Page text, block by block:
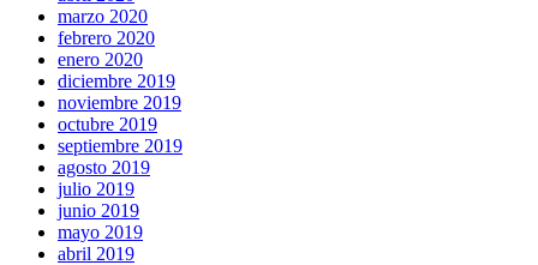
marzo 2020
febrero 2020
enero 2020
diciembre 2019
noviembre 2019
octubre 2019
septiembre 2019
agosto 2019
julio 2019
junio 2019
mayo 2019
abril 2019